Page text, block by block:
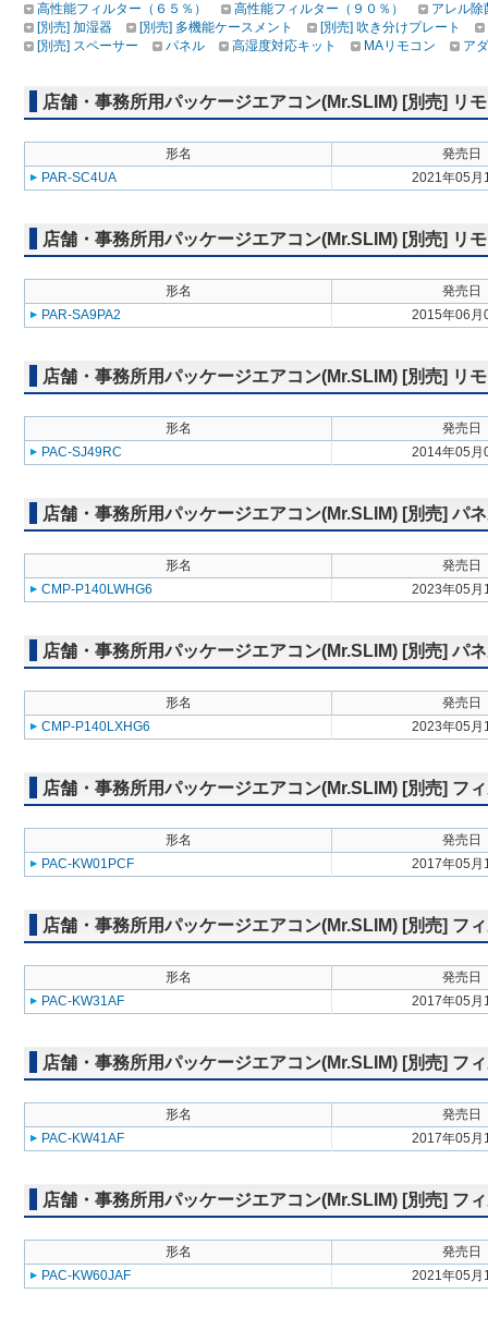
高性能フィルター（６５％）
高性能フィルター（９０％）
アレル除
[別売] 加湿器
[別売] 多機能ケースメント
[別売] 吹き分けプレート
[別売] スペーサー
パネル 高湿度対応キット MAリモコン ア
店舗・事務所用パッケージエアコン(Mr.SLIM) [別売] リ
形名
発売日
PAR-SC4UA
2021年05月
店舗・事務所用パッケージエアコン(Mr.SLIM) [別売] リ
形名
発売日
PAR-SA9PA2
2015年06月
店舗・事務所用パッケージエアコン(Mr.SLIM) [別売] リ
形名
発売日
PAC-SJ49RC
2014年05月
店舗・事務所用パッケージエアコン(Mr.SLIM) [別売] パ
形名
発売日
CMP-P140LWHG6
2023年05月
店舗・事務所用パッケージエアコン(Mr.SLIM) [別売] パ
形名
発売日
CMP-P140LXHG6
2023年05月
店舗・事務所用パッケージエアコン(Mr.SLIM) [別売] フ
形名
発売日
PAC-KW01PCF
2017年05月
店舗・事務所用パッケージエアコン(Mr.SLIM) [別売] フ
形名
発売日
PAC-KW31AF
2017年05月
店舗・事務所用パッケージエアコン(Mr.SLIM) [別売] フ
形名
発売日
PAC-KW41AF
2017年05月
店舗・事務所用パッケージエアコン(Mr.SLIM) [別売] フ
形名
発売日
PAC-KW60JAF
2021年05月